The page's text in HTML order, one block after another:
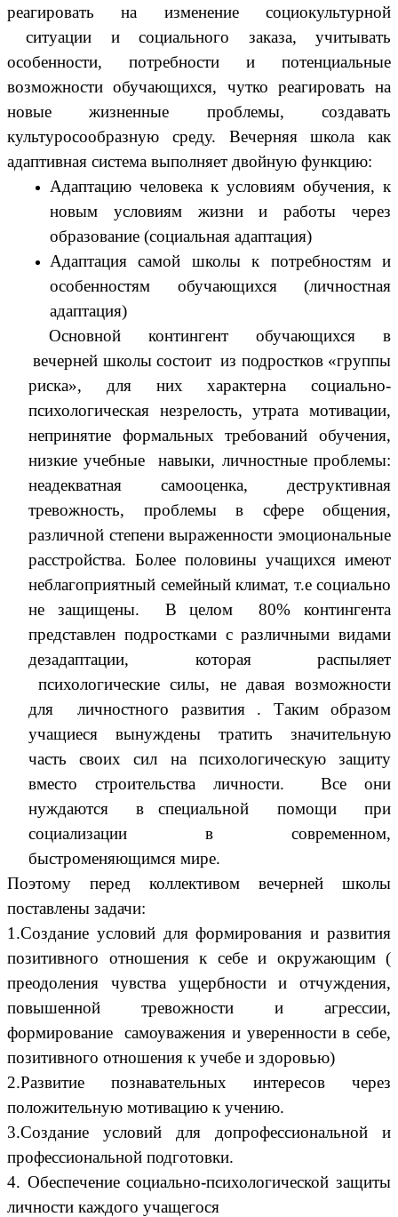
реагировать на изменение социокультурной
ситуации и социального заказа, учитывать
особенности, потребности и потенциальные
возможности обучающихся, чутко реагировать на
новые жизненные проблемы, создавать
культуросообразную среду. Вечерняя школа как
адаптивная система выполняет двойную функцию:
Адаптацию человека к условиям обучения, к
новым условиям жизни и работы через
образование (социальная адаптация)
Адаптация самой школы к потребностям и
особенностям обучающихся (личностная
адаптация)
Основной контингент обучающихся в
вечерней школы состоит из подростков «группы
риска», для них характерна социально-
психологическая незрелость, утрата мотивации,
непринятие формальных требований обучения,
низкие учебные навыки, личностные проблемы:
неадекватная самооценка, деструктивная
тревожность, проблемы в сфере общения,
различной степени выраженности эмоциональные
расстройства. Более половины учащихся имеют
неблагоприятный семейный климат, т.е социально
не защищены. В целом 80% контингента
представлен подростками с различными видами
дезадаптации, которая распыляет
психологические силы, не давая возможности
для личностного развития . Таким образом
учащиеся вынуждены тратить значительную
часть своих сил на психологическую защиту
вместо строительства личности. Все они
нуждаются в специальной помощи при
социализации в современном,
быстроменяющимся мире.
Поэтому перед коллективом вечерней школы
поставлены задачи:
1.Создание условий для формирования и развития
позитивного отношения к себе и окружающим (
преодоления чувства ущербности и отчуждения,
повышенной тревожности и агрессии,
формирование самоуважения и уверенности в себе,
позитивного отношения к учебе и здоровью)
2.Развитие познавательных интересов через
положительную мотивацию к учению.
3.Создание условий для допрофессиональной и
профессиональной подготовки.
4. Обеспечение социально-психологической защиты
личности каждого учащегося